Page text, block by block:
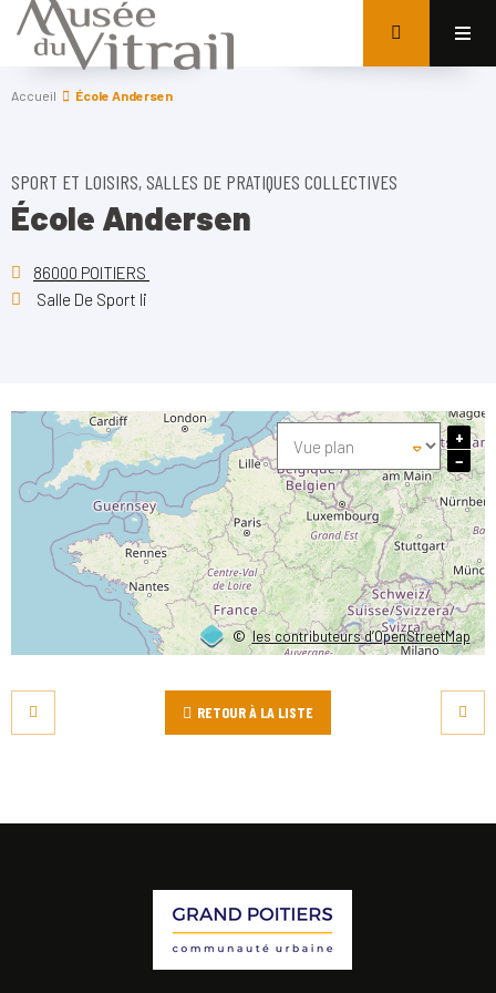
Accueil École Andersen
SPORT ET LOISIRS, SALLES DE PRATIQUES COLLECTIVES
École Andersen
86000 POITIERS
Salle De Sport Ii
©les contributeurs d’OpenStreetMap
+
−
RETOUR À LA LISTE